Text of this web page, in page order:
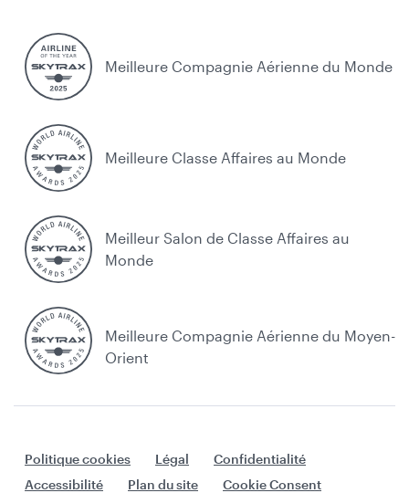
Meilleure Compagnie Aérienne du Monde
Meilleure Classe Affaires au Monde
Meilleur Salon de Classe Affaires au
Monde
Meilleure Compagnie Aérienne du Moyen-
Orient
Politique cookies Légal
Confidentialité
Accessibilité
Plan du site Cookie Consent